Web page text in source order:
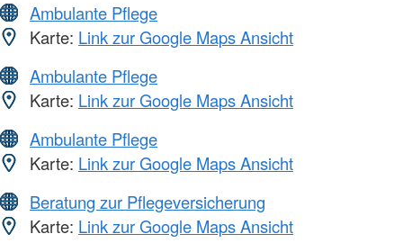
Ambulante Pflege
Karte: Link zur Google Maps Ansicht
Ambulante Pflege
Karte: Link zur Google Maps Ansicht
Ambulante Pflege
Karte: Link zur Google Maps Ansicht
Beratung zur Pflegeversicherung
Karte: Link zur Google Maps Ansicht